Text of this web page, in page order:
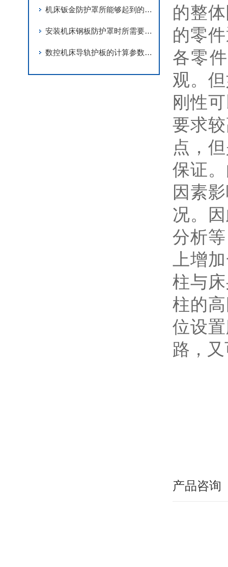
机床钣金防护罩所能够起到的作用介绍
安装机床钢板防护罩时所需要注意的要点分享
数控机床导轨护板的计算参数要准确
的整
的零
各零
观。
刚性
要求
点，
保证
因素
况。
分析
上增
柱与
柱的
位设
路，
产品咨询